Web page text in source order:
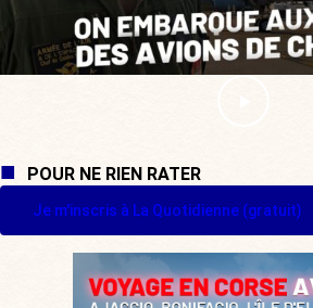
POUR NE RIEN RATER
Je m'inscris à La Quotidienne (gratuit)